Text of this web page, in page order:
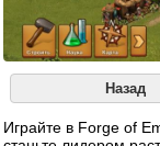
Назад
Играйте в Forge of